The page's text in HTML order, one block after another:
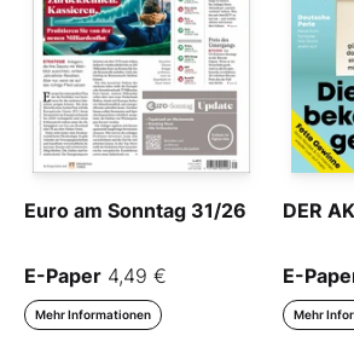
Euro am Sonntag 31/26
E-Paper 4,49 €
Mehr Informationen
DER
E-
Mehr